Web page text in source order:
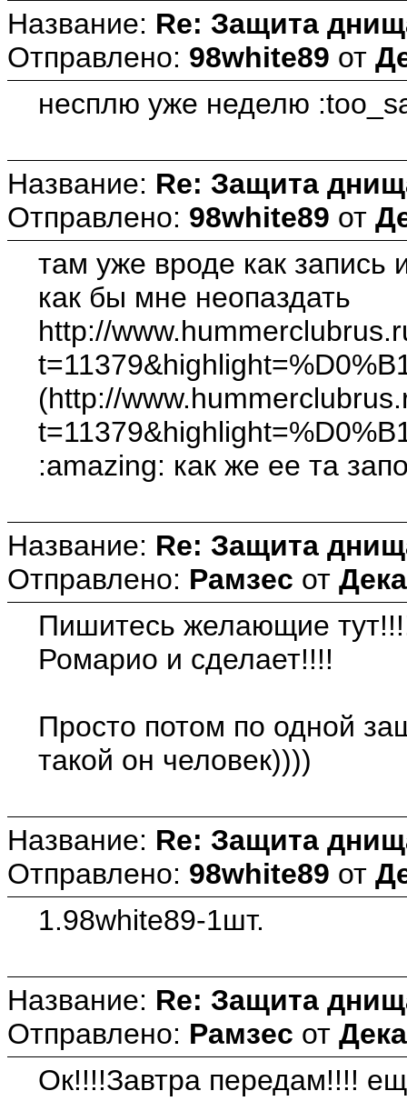
Название: Re: Защита
Отправлено: 98white89 от
несплю уже неделю
Название: Re: Защита
Отправлено: 98white89 от
там уже вроде как запись
как бы мне неопаздать
http://
(http://
:amazing: как же ее та
Название: Re: Защита
Отправлено: Рамзес от
Пишитесь желающие
Ромарио и сделает!!!!
Просто потом по одной
такой он человек))))
Название: Re: Защита
Отправлено: 98white89 от
1.98white89-1шт.
Название: Re: Защита
Отправлено: Рамзес от
Ок!!!!Завтра передам!!!!